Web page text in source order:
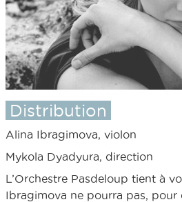
Distribution
Alina Ibragimova, violon
Mykola Dyadyura, direction
L’Orchestre Pasdeloup tient à
Ibragimova ne pourra pas, pour